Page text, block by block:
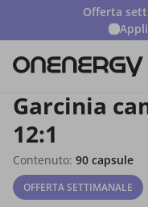
Offerta
Garcinia
12:1
Contenuto: 90 capsule
OFFERTA SETTIMANALE